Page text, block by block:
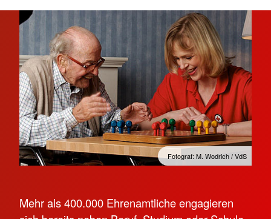
Fotograf: M. Wodrich / VdS
Mehr als 400.000 Ehrenamtliche engagieren